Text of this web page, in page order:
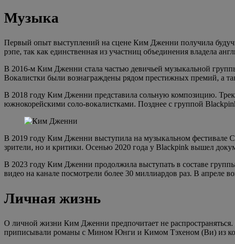
Музыка
Первый опыт выступлений на сцене Ким Дженни получила
рэпе, так как единственная из участниц объединения владела
В 2016-м Ким Дженни стала частью девичьей музыкальной
Вокалистки были вознаграждены рядом престижных премий, а
В 2018 году Ким Дженни представила сольную композицию.
южнокорейскими соло-вокалистками. Позднее с группой
В 2019 году Ким Дженни выступила на музыкальном фестивале
зрители, но и критики. Осенью 2020 года у Blackpink вышел
В 2023 году Ким Дженни продолжила выступать в составе
видео на канале посмотрели более 30 миллиардов раз. В апреле
Личная жизнь
О личной жизни Ким Дженни предпочитает не
приписывали романы с Мином Юнги и Кимом Тэхеном (Ви) из